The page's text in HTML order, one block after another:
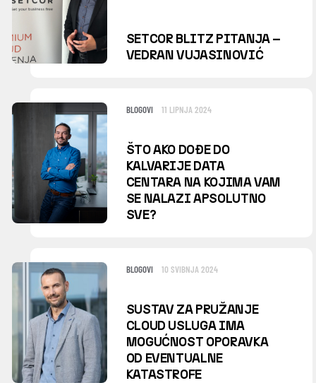
SETCOR BLITZ PITANJA –
VEDRAN VUJASINOVIĆ
BLOGOVI 11 LIPNJA 2024
ŠTO AKO DOĐE DO
KALVARIJE DATA
CENTARA NA KOJIMA VAM
SE NALAZI APSOLUTNO
SVE?
BLOGOVI 10 SVIBNJA 2024
SUSTAV ZA PRUŽANJE
CLOUD USLUGA IMA
MOGUĆNOST OPORAVKA
OD EVENTUALNE
KATASTROFE